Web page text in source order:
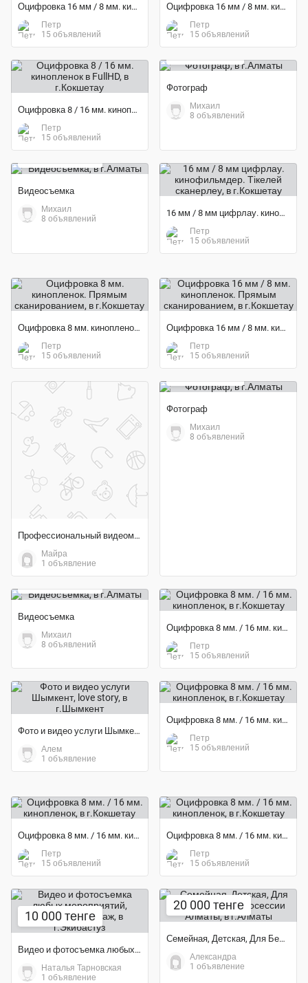
Оцифровка 16 мм / 8 мм. кинопленок. Прямым сканированием
Петр
15 объявлений
Оцифровка 16 мм / 8 мм. кинопленок. Прямым сканированием
Петр
15 объявлений
Оцифровка 8 / 16 мм. кинопленок в FullHD
Петр
15 объявлений
Фотограф
Михаил
8 объявлений
Видеосъемка
Михаил
8 объявлений
16 мм / 8 мм цифрлау. кинофильмдер. Тікелей сканерлеу
Петр
15 объявлений
Оцифровка 8 мм. кинопленок. Прямым сканированием
Петр
15 объявлений
Оцифровка 16 мм / 8 мм. кинопленок. Прямым сканированием
Петр
15 объявлений
Профессиональный видеомонтаж в Adobe Premiere Pro (Недорого)
Майра
1 объявление
Фотограф
Михаил
8 объявлений
Видеосъемка
Михаил
8 объявлений
Оцифровка 8 мм. / 16 мм. кинопленок
Петр
15 объявлений
Фото и видео услуги Шымкент, love story
Алем
1 объявление
Оцифровка 8 мм. / 16 мм. кинопленок
Петр
15 объявлений
Оцифровка 8 мм. / 16 мм. кинопленок
Петр
15 объявлений
Оцифровка 8 мм. / 16 мм. кинопленок
Петр
15 объявлений
10 000 тенге
Видео и фотосъемка любых мероприятий, красивый монтаж
Наталья Тарновская
1 объявление
20 000 тенге
Семейная, Детская, Для Беременных Фотосессии Алматы
Александра
1 объявление